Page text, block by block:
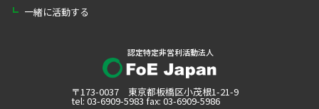
一緒に活動する
認定特定非営利活動法人
〒173-0037 東京都板橋区小茂根1-21-9
tel: 03-6909-5983 fax: 03-6909-5986